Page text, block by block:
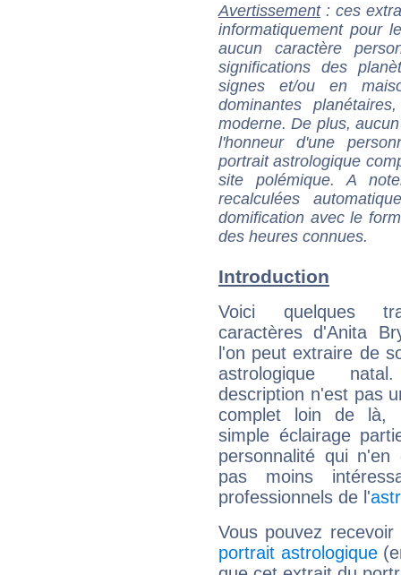
Avertissement: ces
informatiquement pour
aucun caractère
significations des
signes et/ou en
dominantes
moderne. De plus,
l'honneur d'une
portrait astrologique
site polémique. A
recalculées
domification avec le
des heures connues.
Introduction
Voici quelques
caractères d'Anita
l'on peut extraire de
astrologique
description n'est pas
complet loin de là,
simple éclairage
personnalité qui n'en
pas moins
professionnels de l'
Vous pouvez
portrait astrologique